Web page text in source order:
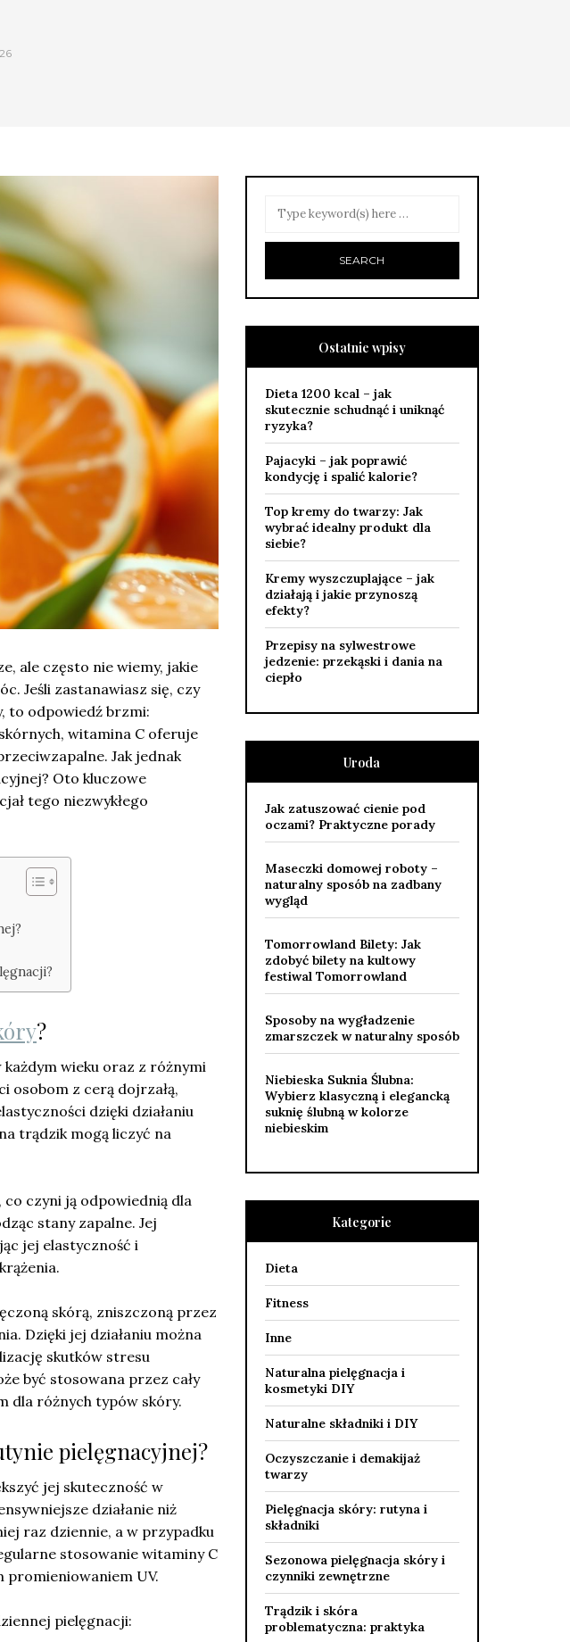
ale często nie wiemy, jakie
Jeśli zastanawiasz się, czy
to odpowiedź brzmi:
witamina C oferuje
Jak jednak
Oto kluczowe
tego niezwykłego
?
wieku oraz z różnymi
osobom z cerą dojrzałą,
dzięki działaniu
trądzik mogą liczyć na
czyni ją odpowiednią dla
stany zapalne. Jej
jej elastyczność i
skórą, zniszczoną przez
Dzięki jej działaniu można
skutków stresu
być stosowana przez cały
dla różnych typów skóry.
pielęgnacyjnej?
jej skuteczność w
działanie niż
raz dziennie, a w przypadku
stosowanie witaminy C
UV.
pielęgnacji:
Ostatnie wpisy
Dieta 1200 kcal – jak
skutecznie schudnąć i uniknąć
ryzyka?
Pajacyki – jak poprawić
kondycję i spalić kalorie?
Top kremy do twarzy: Jak
wybrać idealny produkt dla
siebie?
Kremy wyszczuplające – jak
działają i jakie przynoszą
efekty?
Przepisy na sylwestrowe
jedzenie: przekąski i dania na
ciepło
Uroda
Jak zatuszować cienie pod
oczami? Praktyczne porady
Maseczki domowej roboty –
naturalny sposób na zadbany
wygląd
Tomorrowland Bilety: Jak
zdobyć bilety na kultowy
festiwal Tomorrowland
Sposoby na wygładzenie
zmarszczek w naturalny sposób
Niebieska Suknia Ślubna:
Wybierz klasyczną i elegancką
suknię ślubną w kolorze
niebieskim
Kategorie
Dieta
Fitness
Inne
Naturalna pielęgnacja i
kosmetyki DIY
Naturalne składniki i DIY
Oczyszczanie i demakijaż
twarzy
Pielęgnacja skóry: rutyna i
składniki
Sezonowa pielęgnacja skóry i
czynniki zewnętrzne
Trądzik i skóra
problematyczna: praktyka